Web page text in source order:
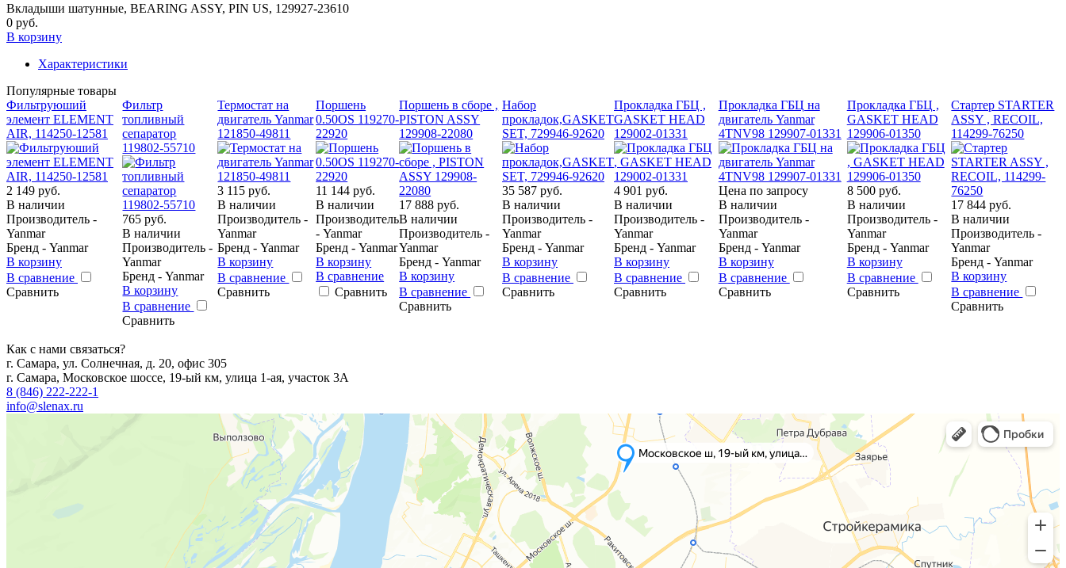
Вкладыши шатунные, BEARING ASSY, PIN US, 129927-23610
0 руб.
В корзину
Характеристики
Популярные товары
Фильтруюший
элемент ELEMENT
AIR, 114250-12581
2 149 руб.
В наличии
Производитель -
Yanmar
Бренд - Yanmar
В корзину
В сравнение
Сравнить
Фильтр
топливный
сепаратор
119802-55710
765 руб.
В наличии
Производитель -
Yanmar
Бренд - Yanmar
В корзину
В сравнение
Сравнить
Термостат на
двигатель Yanmar
121850-49811
3 115 руб.
В наличии
Производитель -
Yanmar
Бренд - Yanmar
В корзину
В сравнение
Сравнить
Поршень
0.50OS 119270-
22920
11 144 руб.
В наличии
Производитель
- Yanmar
Бренд - Yanmar
В корзину
В сравнение
Сравнить
Поршень в сборе ,
PISTON ASSY
129908-22080
17 888 руб.
В наличии
Производитель -
Yanmar
Бренд - Yanmar
В корзину
В сравнение
Сравнить
Набор
прокладок,GASKET
SET, 729946-92620
35 587 руб.
В наличии
Производитель -
Yanmar
Бренд - Yanmar
В корзину
В сравнение
Сравнить
Прокладка ГБЦ ,
GASKET HEAD
129002-01331
4 901 руб.
В наличии
Производитель -
Yanmar
Бренд - Yanmar
В корзину
В сравнение
Сравнить
Прокладка ГБЦ на
двигатель Yanmar
4TNV98 129907-01331
Цена по запросу
В наличии
Производитель -
Yanmar
Бренд - Yanmar
В корзину
В сравнение
Сравнить
Прокладка ГБЦ ,
GASKET HEAD
129906-01350
8 500 руб.
В наличии
Производитель -
Yanmar
Бренд - Yanmar
В корзину
В сравнение
Сравнить
Стартер STARTER
ASSY , RECOIL,
114299-76250
17 844 руб.
В наличии
Производитель -
Yanmar
Бренд - Yanmar
В корзину
В сравнение
Сравнить
Как с нами связаться?
г. Самара, ул. Солнечная, д. 20, офис 305
г. Самара, Московское шоссе, 19-ый км, улица 1-ая, участок 3А
8 (846) 222-222-1
info@slenax.ru